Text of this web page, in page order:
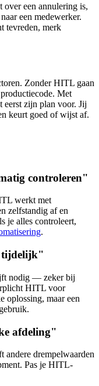
een annulering is,
een medewerker.
tevreden, merk
Zonder HITL gaan
Met
eerst zijn plan voor. Jij
keurt goed of wijst af.
controleren"
werkt met
zelfstandig af en
je alles controleert,
.
tijdelijk"
nodig — zeker bij
HITL voor
oplossing, maar een
afdeling"
andere drempelwaarden
Pas je HITL-